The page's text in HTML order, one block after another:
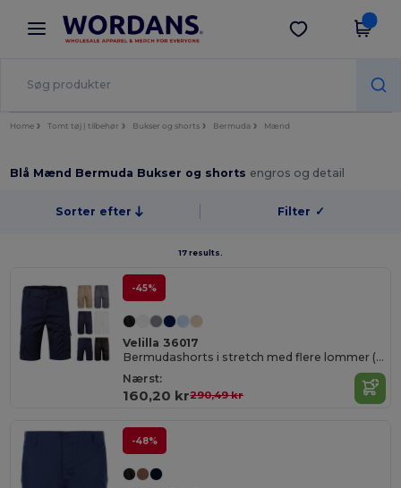
× Wordans-app
Bedre priser i appen!
Hent app
Home Tomt tøj | tilbehør Bukser og shorts Bermuda Mænd
Blå Mænd Bermuda Bukser og shorts engros og detail
Sorter efter Filter ✓
17 results.
-45%
Velilla 36017
Bermudashorts i stretch med flere lommer (240 g/m²), i bomuld (46 %), EME (38 %) og polyester (16 %)
Nærst:
160,20 kr290,49 kr
-48%